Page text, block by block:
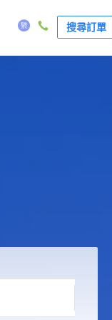
搜尋訂單